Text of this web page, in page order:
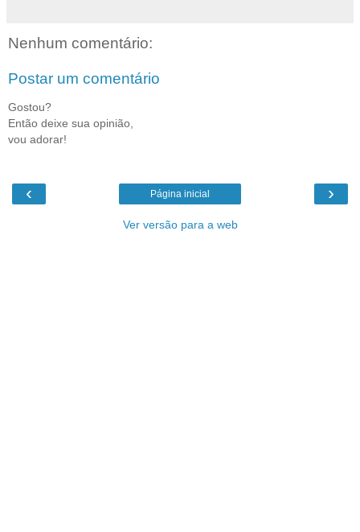
Nenhum comentário:
Postar um comentário
Gostou?
Então deixe sua opinião,
vou adorar!
‹ ›
Página inicial
Ver versão para a web